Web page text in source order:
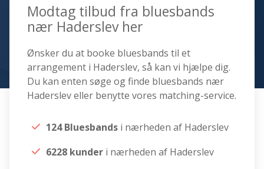
Modtag tilbud fra bluesbands
nær Haderslev her
Ønsker du at booke bluesbands til et
arrangement i Haderslev, så kan vi hjælpe dig.
Du kan enten søge og finde bluesbands nær
Haderslev eller benytte vores matching-service.
124 Bluesbands i nærheden af Haderslev
6228 kunder i nærheden af Haderslev